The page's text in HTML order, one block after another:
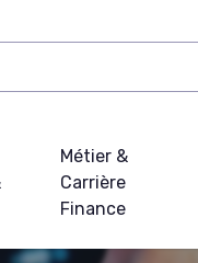
Métier &
Carrière
Finance